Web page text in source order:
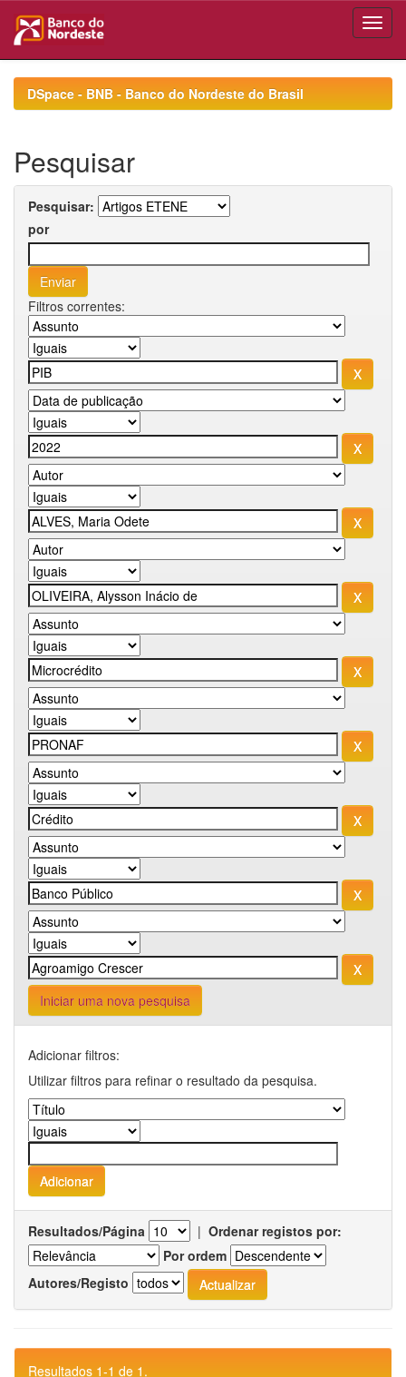
navigationDSpace - BNB - Banco do Nordeste do Brasil
Pesquisar
Pesquisar:
por
Filtros correntes:
Iniciar uma nova pesquisa
Adicionar filtros:
Utilizar filtros para refinar o resultado da pesquisa.
Resultados/Página | Ordenar registos por:
Por ordem
Autores/Registo
Resultados 1-1 de 1.